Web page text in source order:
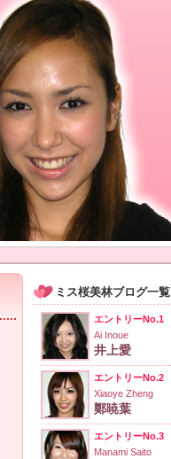
ミス桜美林ブログ一覧
エントリーNo.1
Ai Inoue
井上愛
エントリーNo.2
Xiaoye Zheng
鄭暁葉
エントリーNo.3
Manami Saito